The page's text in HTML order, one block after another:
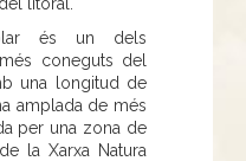
és un dels
coneguts del
una longitud de
amplada de més
per una zona de
la Xarxa Natura